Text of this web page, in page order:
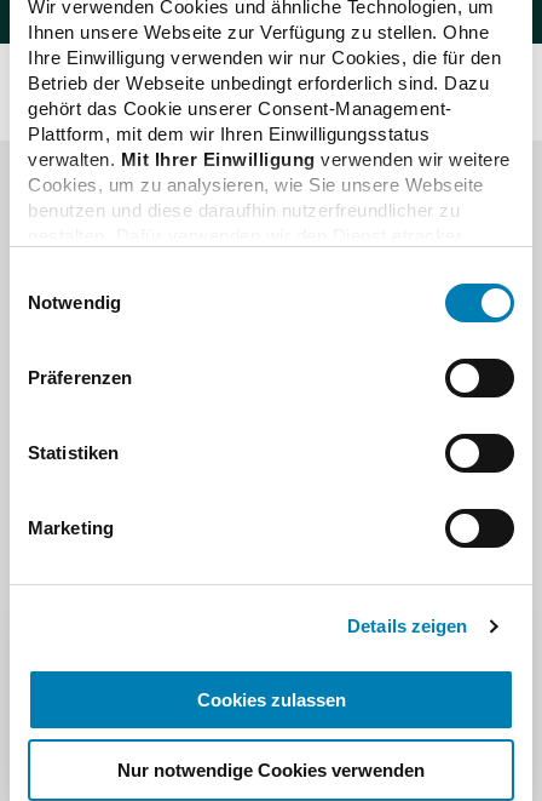
Wir verwenden Cookies und ähnliche Technologien, um
Ihnen unsere Webseite zur Verfügung zu stellen. Ohne
Ihre Einwilligung verwenden wir nur Cookies, die für den
Betrieb der Webseite unbedingt erforderlich sind. Dazu
gehört das Cookie unserer Consent-Management-
Plattform, mit dem wir Ihren Einwilligungsstatus
verwalten. Mit Ihrer Einwilligung verwenden wir weitere
Cookies, um zu analysieren, wie Sie unsere Webseite
benutzen und diese daraufhin nutzerfreundlicher zu
Adresse und Ihr Surfverhalten verarbeitet. Mit einem
Klick auf „Cookies zulassen“ stimmen Sie der
erforderlichen Cookies zu. Über die Schaltfläche „Nur
notwendige Cookies verwenden“ können Sie die nicht
unteren Regler Ihre persönlichen Bedürfnisse individuell
einstellen. Sie können Ihre Einwilligung jederzeit mit
Datenschutzhinweisen.
Impressum
Notwendig
Präferenzen
Statistiken
Marketing
Details zeigen
Cookies zulassen
Nur notwendige Cookies verwenden
Mitglieder Login
Der Mitgliederbereich ist zugriffsgeschützt. Er enthält
Apotheker sowie für die Mitgliedsorganisationen der
Informationen der Arzneimittelkommission der Deutschen
Anmelden
Bitte geben Sie Ihren Benutzernamen und Ihr
Passwort ein
Benutzername